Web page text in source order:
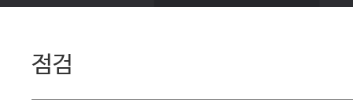
점검